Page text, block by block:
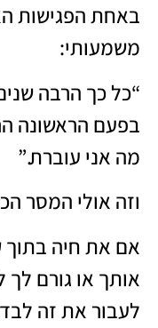
באחת הפגישות
משמעותי:
“כל כך הרבה
בפעם הראשונה
מה אני עוברת.”
וזה אולי המסר
אם את חיה בתוך
אותך או גורם
לעבור את זה